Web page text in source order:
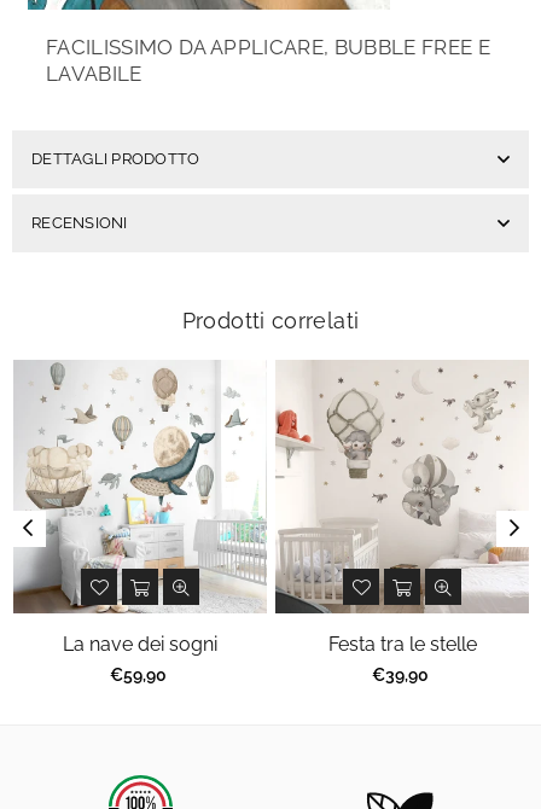
FACILISSIMO DA APPLICARE, BUBBLE FREE E
LAVABILE
DETTAGLI PRODOTTO
RECENSIONI
Prodotti correlati
La nave dei sogni
Prezzo
€59,90
Festa tra le stelle
Prezzo
€39,90